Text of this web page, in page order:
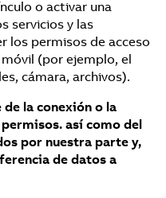
o activar una
servicios y las
los permisos de acceso
(por ejemplo, el
cámara, archivos).
la conexión o la
así como del
por nuestra parte y,
de datos a